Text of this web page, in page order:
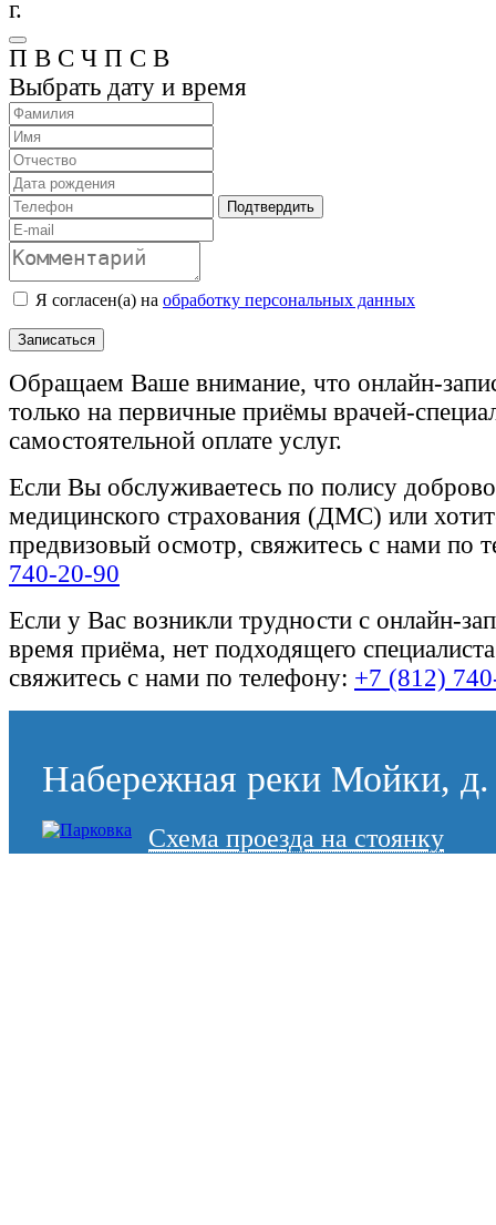
г.
П В С Ч П С В
Выбрать дату и время
Подтвердить
Я согласен(а) на обработку персональных данных
Записаться
Обращаем Ваше внимание, что онлайн-
только на первичные приёмы врачей-
самостоятельной оплате услуг.
Если Вы обслуживаетесь по полису
медицинского страхования (ДМС) или
предвизовый осмотр, свяжитесь с нами по
740-20-90
Если у Вас возникли трудности с онлайн-
время приёма, нет подходящего
свяжитесь с нами по телефону: +7 (812)
Набережная реки Мойки,
Схема проезда на стоянку